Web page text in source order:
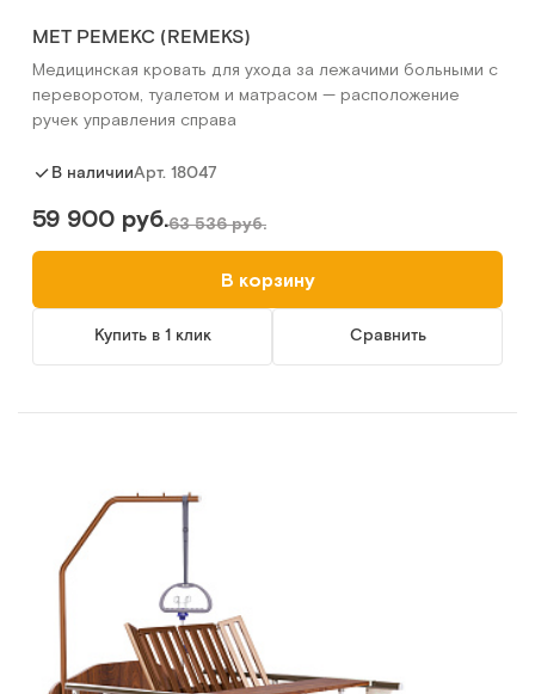
МЕТ РЕМЕКС (REMEKS)
Медицинская кровать для ухода за лежачими больными с
переворотом, туалетом и матрасом — расположение
ручек управления справа
В наличииАрт. 18047
59 900 руб.63 536 руб.
В корзину
Купить в 1 клик Сравнить